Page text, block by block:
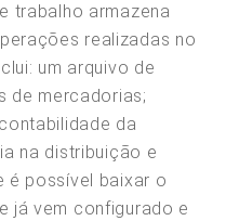
trabalho armazena
realizadas no
um arquivo de
de mercadorias;
da
na distribuição e
é possível baixar o
já vem configurado e